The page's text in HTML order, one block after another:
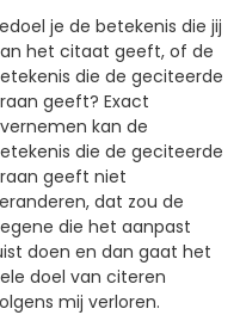
je de betekenis die jij
het citaat geeft, of de
die de geciteerde
geeft? Exact
kan de
die de geciteerde
geeft niet
dat zou de
die het aanpast
doen en dan gaat het
doel van citeren
mij verloren.